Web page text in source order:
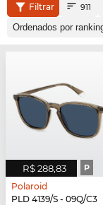
Filtrar 911
R$ 288,83 P
Polaroid
PLD 4139/S - 09Q/C3